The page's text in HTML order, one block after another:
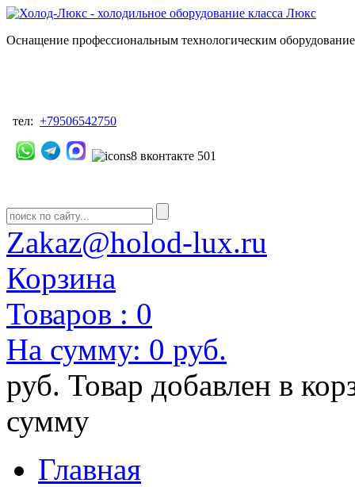
Оснащение профессиональным технологическим
тел: +79506542750
Zakaz@holod-lux.ru
Корзина
Товаров : 0
На сумму: 0 руб.
руб. Товар добавлен в
сумму
Главная